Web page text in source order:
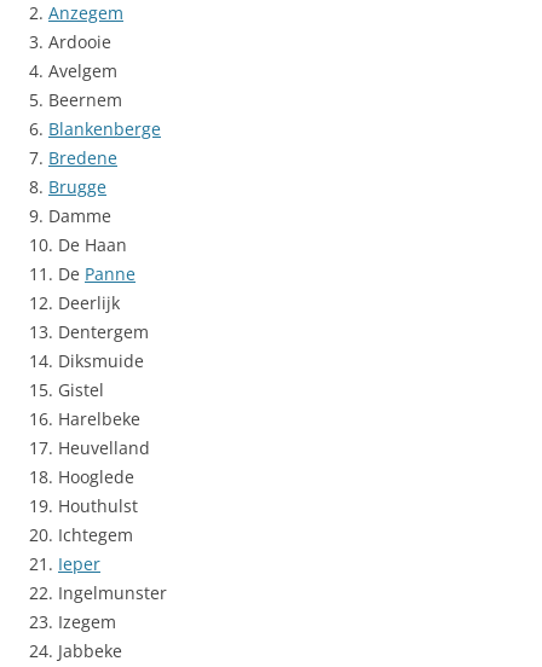
2. Anzegem
3. Ardooie
4. Avelgem
5. Beernem
6. Blankenberge
7. Bredene
8. Brugge
9. Damme
10. De Haan
11. De Panne
12. Deerlijk
13. Dentergem
14. Diksmuide
15. Gistel
16. Harelbeke
17. Heuvelland
18. Hooglede
19. Houthulst
20. Ichtegem
21. Ieper
22. Ingelmunster
23. Izegem
24. Jabbeke